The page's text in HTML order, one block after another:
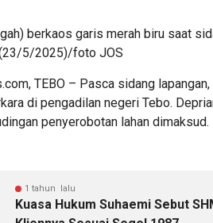
berkaos garis merah biru saat
(23/5/2025)/foto JOS
TEBO – Pasca sidang
di pengadilan negeri Tebo.
penyerobotan lahan dimaksud.
1 tahun lalu
Kuasa Hukum Suhaemi Sebut